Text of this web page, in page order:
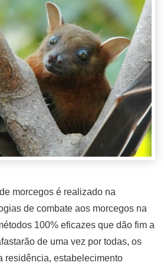
morcegos é realizado na
de combate aos morcegos na
100% eficazes que dão fim a
de uma vez por todas, os
residência, estabelecimento